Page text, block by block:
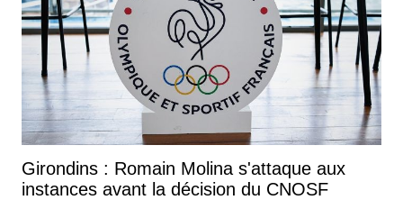
Girondins : Romain Molina s'attaque aux
instances avant la décision du CNOSF